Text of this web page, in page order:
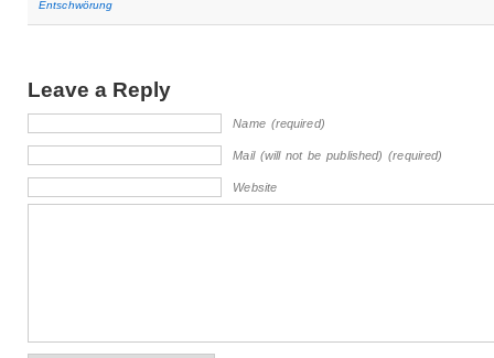
Entschwörung
Leave a Reply
Name (required)
Mail (will not be published) (required)
Website